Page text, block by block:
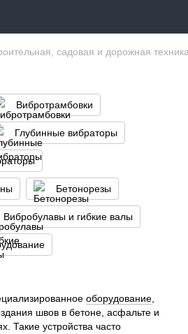
садовая и дорожная
Вибротрамбовки
Глубинные вибраторы
Бетонорезы
Вибробулавы и гибкие валы
оборудование
швов в бетоне, асфальте и
Такие устройства часто